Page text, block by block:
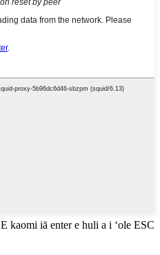
E kaomi iā enter e huli a i ʻole ESC